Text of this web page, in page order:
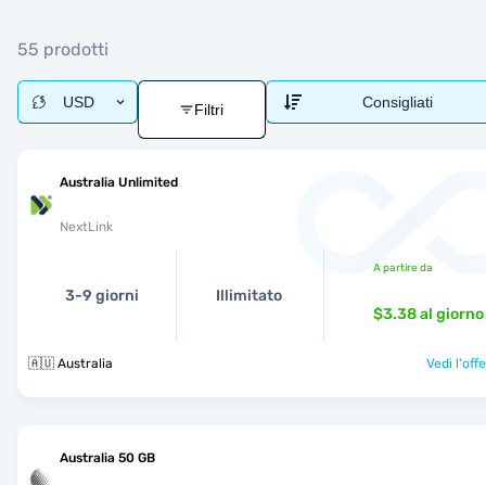
55 prodotti
USD Filtri Consigliati
Australia Unlimited
NextLink
3-9 giorni Illimitato
A partire da
$3.38al giorno
🇦🇺 Australia Vedi
Australia 50 GB